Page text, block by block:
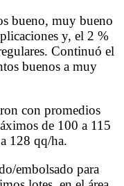
bueno, muy bueno
y, el 2 %
Continuó el
buenos a muy
con promedios
de 100 a 115
128 qq/ha.
embolsado para